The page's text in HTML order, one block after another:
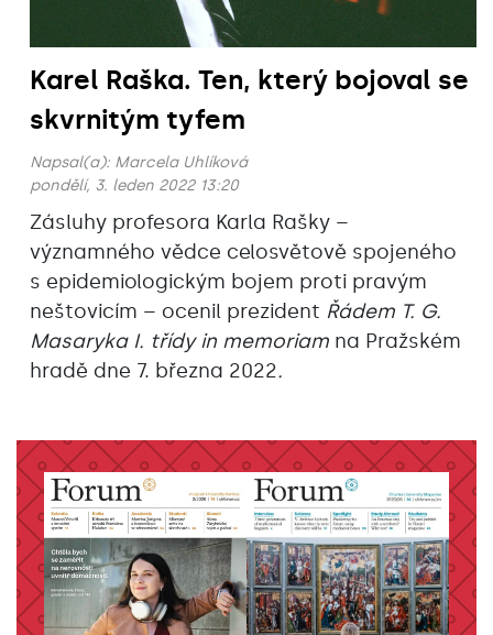
Karel Raška. Ten, který bojoval se
skvrnitým tyfem
Napsal(a): Marcela Uhlíková
pondělí, 3. leden 2022 13:20
Zásluhy profesora Karla Rašky –
významného vědce celosvětově spojeného
s epidemiologickým bojem proti pravým
neštovicím – ocenil prezident Řádem T. G.
Masaryka I. třídy in memoriam na Pražském
hradě dne 7. března 2022.